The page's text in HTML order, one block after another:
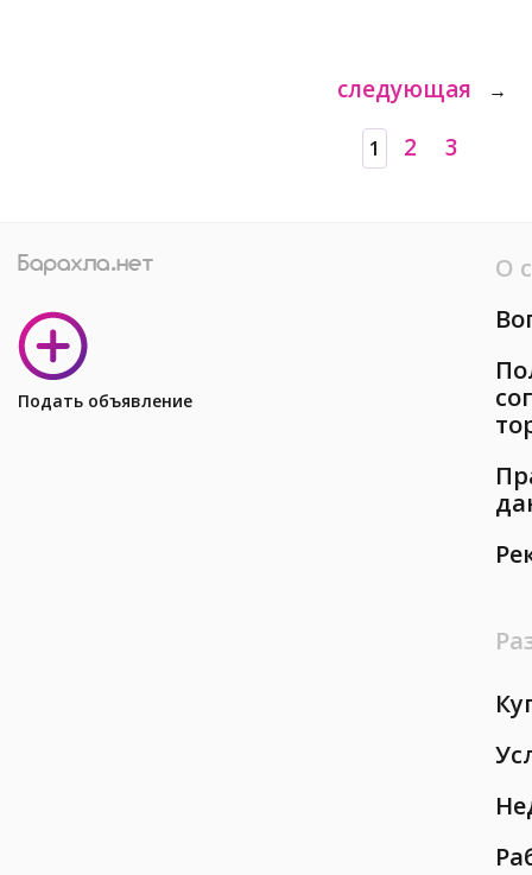
следующая →
1 2 3
Подать объявление
О